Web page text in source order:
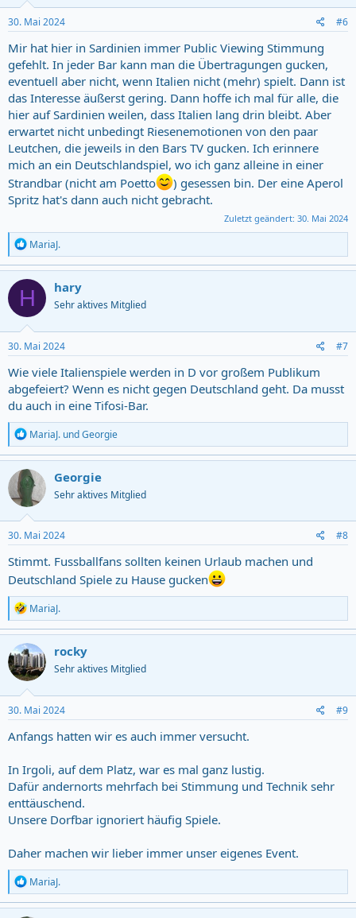
n
s
:
30. Mai 2024 #6
Mir hat hier in Sardinien immer Public Viewing Stimmung
gefehlt. In jeder Bar kann man die Übertragungen gucken,
eventuell aber nicht, wenn Italien nicht (mehr) spielt. Dann ist
das Interesse äußerst gering. Dann hoffe ich mal für alle, die
hier auf Sardinien weilen, dass Italien lang drin bleibt. Aber
erwartet nicht unbedingt Riesenemotionen von den paar
Leutchen, die jeweils in den Bars TV gucken. Ich erinnere
mich an ein Deutschlandspiel, wo ich ganz alleine in einer
Strandbar (nicht am Poetto
) gesessen bin. Der eine Aperol
Spritz hat's dann auch nicht gebracht.
Zuletzt geändert: 30. Mai 2024
R
e
a
c
o
n
s
:
MariaJ.
H hary
Sehr aktives Mitglied
30. Mai 2024 #7
Wie viele Italienspiele werden in D vor großem Publikum
abgefeiert? Wenn es nicht gegen Deutschland geht. Da musst
du auch in eine Tifosi-Bar.
R
e
a
c
t
o
n
s
:
MariaJ. undGeorgie
Georgie
Sehr aktives Mitglied
30. Mai 2024 #8
Stimmt. Fussballfans sollten keinen Urlaub machen und
Deutschland Spiele zu Hause gucken
R
e
a
c
t
i
o
n
s
:
MariaJ.
rocky
Sehr aktives Mitglied
30. Mai 2024 #9
Anfangs hatten wir es auch immer versucht.
In Irgoli, auf dem Platz, war es mal ganz lustig.
Dafür andernorts mehrfach bei Stimmung und Technik sehr
enttäuschend.
Unsere Dorfbar ignoriert häufig Spiele.
Daher machen wir lieber immer unser eigenes Event.
R
e
a
MariaJ.